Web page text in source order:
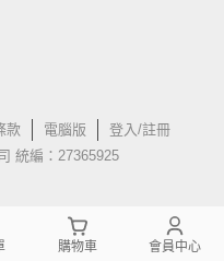
款 電腦版
登入/註冊
統編：27365925
購物車 會員中心